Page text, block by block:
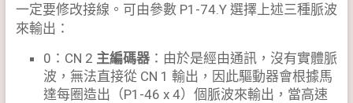
一定要修改接線。可由參數 P1-74.Y 選擇上述三種脈波
來輸出：
0：CN 2 主編碼器：由於是經由通訊，沒有實體脈
波，無法直接從 CN 1 輸出，因此驅動器會根據馬
達每圈造出（P1-46 x 4）個脈波來輸出，當高速